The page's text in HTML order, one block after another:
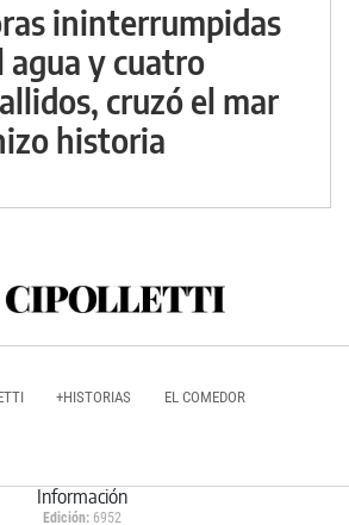
ininterrumpidas
y cuatro
cruzó el mar
historia
+HISTORIAS EL COMEDOR
Información
Edición: 6952